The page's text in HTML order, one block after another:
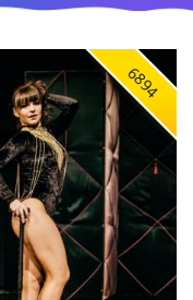
6894